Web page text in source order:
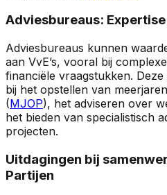
Adviesbureaus:
Adviesbureaus kunnen
aan VvE’s, vooral bij
financiële vraagstukken.
bij het opstellen van
(MJOP), het adviseren over
het bieden van specialistisch
projecten.
Uitdagingen bij
Partijen